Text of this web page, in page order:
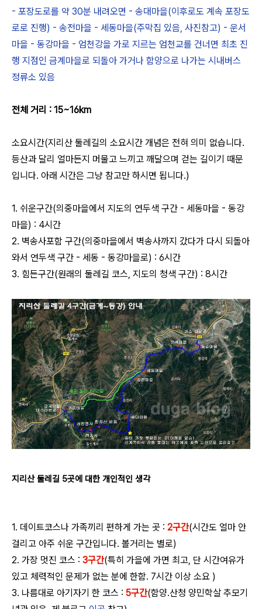
- 포장도로를 약 30분 내려오면 - 송대마을(이후로도 계속 포장도
로로 진행) - 송전마을 - 세동마을(주막집 있음, 사진참고) - 운서
마을 - 동강마을 - 엄천강을 가로 지르는 엄천교를 건너면 최초 진
행 지점인 금계마을로 되돌아 가거나 함양으로 나가는 시내버스
정류소 있음
전체 거리 : 15~16km
소요시간(지리산 둘레길의 소요시간 개념은 전혀 의미 없습니다.
등산과 달리 얼마든지 머물고 느끼고 깨달으며 걷는 길이기 때문
입니다. 아래 시간은 그냥 참고만 하시면 됩니다.)
1. 쉬운구간(의중마을에서 지도의 연두색 구간 - 세동마을 - 동강
마을) : 4시간
2. 벽송사포함 구간(의중마을에서 벽송사까지 갔다가 다시 되돌아
와서 연두색 구간 - 세동 - 동강마을로) : 6시간
3. 힘든구간(원래의 둘레길 코스, 지도의 청색 구간) : 8시간
지리산 둘레길 5곳에 대한 개인적인 생각
1. 데이트코스나 가족끼리 편하게 가는 곳 : 2구간(시간도 얼마 안
걸리고 아주 쉬운 구간입니다. 볼거리는 별로)
2. 가장 멋진 코스 : 3구간(특히 가을에 가면 최고, 단 시간여유가
있고 체력적인 문제가 없는 분에 한함. 7시간 이상 소요 )
3. 나름대로 아기자기 한 코스 : 5구간(함양.산청 양민학살 추모기